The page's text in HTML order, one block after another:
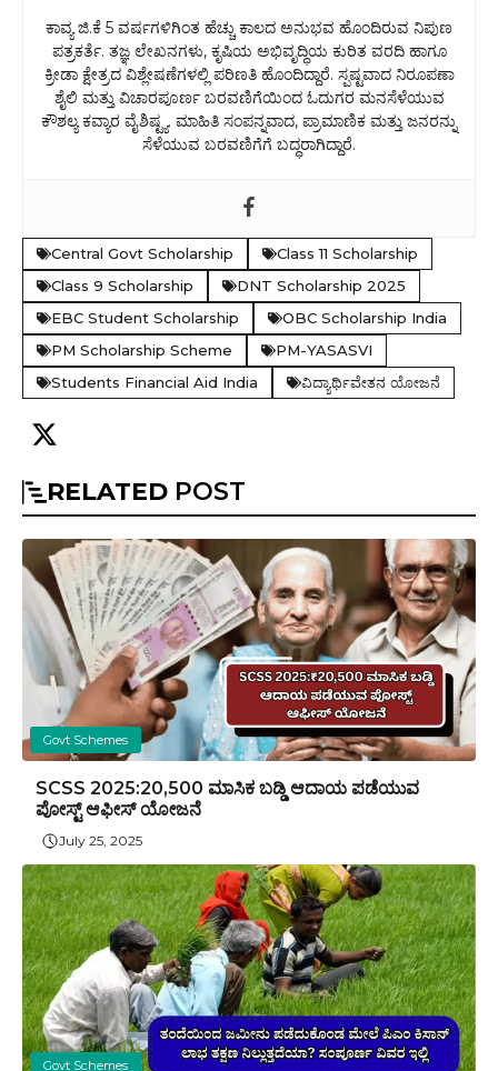
ಕಾವ್ಯ ಜಿ.ಕೆ 5 ವರ್ಷಗಳಿಗಿಂತ ಹೆಚ್ಚು ಕಾಲದ ಅನುಭವ ಹೊಂದಿರುವ ನಿಪುಣ
ಪತ್ರಕರ್ತೆ. ತಜ್ಞ ಲೇಖನಗಳು, ಕೃಷಿಯ ಅಭಿವೃದ್ಧಿಯ ಕುರಿತ ವರದಿ ಹಾಗೂ
ಕ್ರೀಡಾ ಕ್ಷೇತ್ರದ ವಿಶ್ಲೇಷಣೆಗಳಲ್ಲಿ ಪರಿಣತಿ ಹೊಂದಿದ್ದಾರೆ. ಸ್ಪಷ್ಟವಾದ ನಿರೂಪಣಾ
ಶೈಲಿ ಮತ್ತು ವಿಚಾರಪೂರ್ಣ ಬರವಣಿಗೆಯಿಂದ ಓದುಗರ ಮನಸೆಳೆಯುವ
ಕೌಶಲ್ಯ ಕವ್ಯಾರ ವೈಶಿಷ್ಟ್ಯ. ಮಾಹಿತಿ ಸಂಪನ್ನವಾದ, ಪ್ರಾಮಾಣಿಕ ಮತ್ತು ಜನರನ್ನು
ಸೆಳೆಯುವ ಬರವಣಿಗೆಗೆ ಬದ್ಧರಾಗಿದ್ದಾರೆ.
Central Govt Scholarship
Class 11 Scholarship
Class 9 Scholarship
DNT Scholarship 2025
EBC Student Scholarship
OBC Scholarship India
PM Scholarship Scheme
PM-YASASVI
Students Financial Aid India
ವಿದ್ಯಾರ್ಥಿವೇತನ ಯೋಜನೆ
RELATED POST
Govt Schemes
SCSS 2025:₹20,500 ಮಾಸಿಕ ಬಡ್ಡಿ ಆದಾಯ ಪಡೆಯುವ
ಪೋಸ್ಟ್ ಆಫೀಸ್ ಯೋಜನೆ
July 25, 2025
Govt Schemes